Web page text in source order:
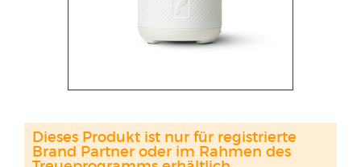
Dieses Produkt ist nur für registrierte
Brand Partner oder im Rahmen des